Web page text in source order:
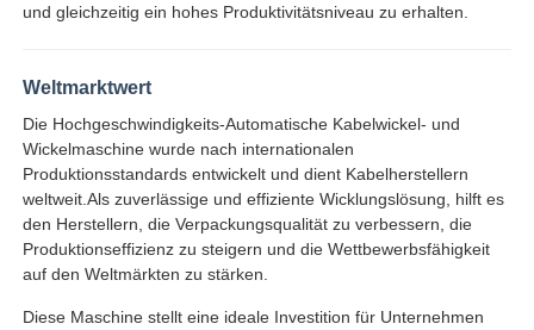
und gleichzeitig ein hohes Produktivitätsniveau zu erhalten.
Weltmarktwert
Die Hochgeschwindigkeits-Automatische Kabelwickel- und
Wickelmaschine wurde nach internationalen
Produktionsstandards entwickelt und dient Kabelherstellern
weltweit.Als zuverlässige und effiziente Wicklungslösung, hilft es
den Herstellern, die Verpackungsqualität zu verbessern, die
Produktionseffizienz zu steigern und die Wettbewerbsfähigkeit
auf den Weltmärkten zu stärken.
Diese Maschine stellt eine ideale Investition für Unternehmen